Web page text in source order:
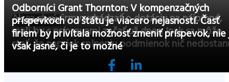
23. júna 2020
Ak sa chcú firmy uchádzať o dotáciu na nájomné,
mali by s prípravami začať už dnes. Inak sa môže
stať, že napriek splneniu podmienok nič
22. apríla 2020
Odborníci Grant Thornton: V kompenzačných
príspevkoch od štátu je viacero nejasností. Časť
firiem by privítala možnosť zmeniť príspevok, nie
však jasné, či je to možné